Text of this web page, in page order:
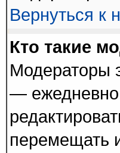
Вернуться к
Кто такие
Модераторы
— ежедневно
перемещать